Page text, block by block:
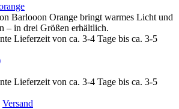
Barlooon Orange bringt warmes Licht und
– in drei Größen erhältlich.
von ca. 3-4 Tage bis ca. 3-5
von ca. 3-4 Tage bis ca. 3-5
Versand